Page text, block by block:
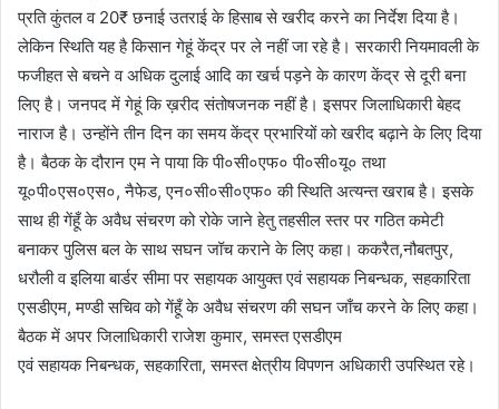
प्रति कुंतल व 20₹ छनाई उतराई के हिसाब से खरीद करने का निर्देश दिया है।
लेकिन स्थिति यह है किसान गेहूं केंद्र पर ले नहीं जा रहे है। सरकारी नियमावली के
फजीहत से बचने व अधिक दुलाई आदि का खर्च पड़ने के कारण केंद्र से दूरी बना
लिए है। जनपद में गेहूं कि ख़रीद संतोषजनक नहीं है। इसपर जिलाधिकारी बेहद
नाराज है। उन्होंने तीन दिन का समय केंद्र प्रभारियों को खरीद बढ़ाने के लिए दिया
है। बैठक के दौरान एम ने पाया कि पी०सी०एफ० पी०सी०यू० तथा
यू०पी०एस०एस०, नैफेड, एन०सी०सी०एफ० की स्थिति अत्यन्त खराब है। इसके
साथ ही गेंहूँ के अवैध संचरण को रोके जाने हेतु तहसील स्तर पर गठित कमेटी
बनाकर पुलिस बल के साथ सघन जॉच कराने के लिए कहा। ककरैत,नौबतपुर,
धरौली व इलिया बार्डर सीमा पर सहायक आयुक्त एवं सहायक निबन्धक, सहकारिता
एसडीएम, मण्डी सचिव को गेंहूँ के अवैध संचरण की सघन जाँच करने के लिए कहा।
बैठक में अपर जिलाधिकारी राजेश कुमार, समस्त एसडीएम
एवं सहायक निबन्धक, सहकारिता, समस्त क्षेत्रीय विपणन अधिकारी उपस्थित रहे।